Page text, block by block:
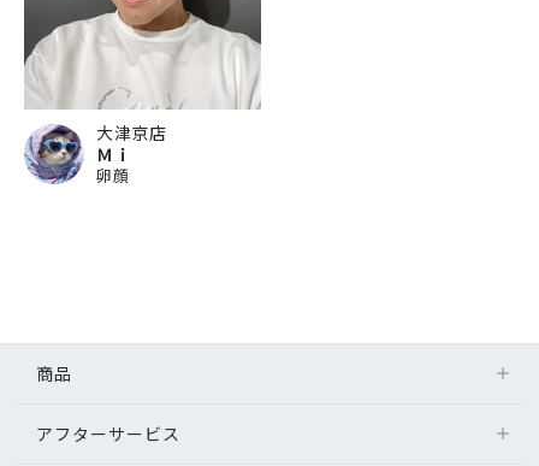
大津京店
Ｍｉ
卵顔
商品
アフターサービス